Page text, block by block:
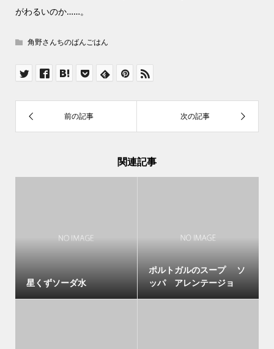
がわるいのか……。
角野さんちのばんごはん
関連記事
星くずソーダ水
ポルトガルのスープ ソ
ッパ アレンテージョ